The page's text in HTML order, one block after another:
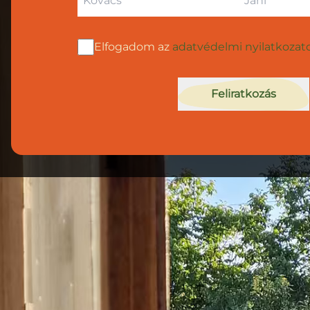
Elfogadom az adatvédelmi
Feliratkozás